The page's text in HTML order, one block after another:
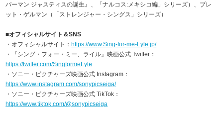
パーマン ジャスティスの誕生』、「ナルコス:メキシコ編」シリーズ）、ブレ
ット・ゲルマン（「ストレンジャー・シングス」シリーズ）
■オフィシャルサイト＆SNS
・オフィシャルサイト：https://www.Sing-for-me-Lyle.jp/
・『シング・フォー・ミー、ライル』映画公式 Twitter：
https://twitter.com/SingformeLyle
・ソニー・ピクチャーズ映画公式 Instagram：
https://www.instagram.com/sonypicseiga/
・ソニー・ピクチャーズ映画公式 TikTok：
https://www.tiktok.com/@sonypicseiga